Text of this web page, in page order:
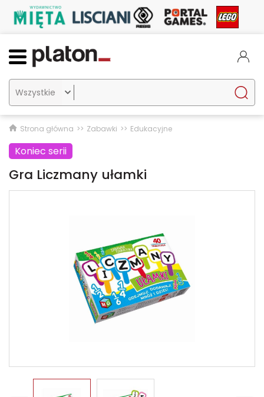

Strona główna Zabawki Edukacyjne
Koniec serii
Gra Liczmany ułamki